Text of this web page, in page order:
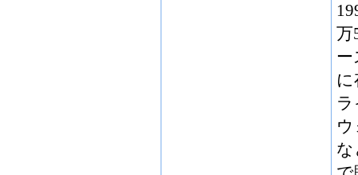
万
ー
な